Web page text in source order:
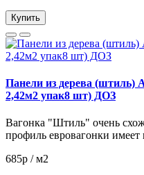
Купить
Панели из дерева (штиль)
2,42м2 упак8 шт) ДОЗ
Вагонка "Штиль" очень
профиль евровагонки
685р / м2